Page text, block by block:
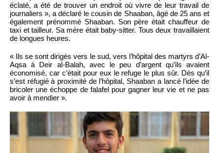
éclaté, a été de trouver un endroit où vivre de leur travail de
journaliers », a déclaré le cousin de Shaaban, âgé de 25 ans et
également prénommé Shaaban. Son père était chauffeur de
taxi et tailleur. Sa mère était baby-sitter. Tous deux travaillaient
de longues heures.
« Ils se sont dirigés vers le sud, vers l’hôpital des martyrs d’Al-
Aqsa à Deir al-Balah, avec le peu d’argent qu’ils avaient
économisé, car c’était pour eux le refuge le plus sûr. Dès qu’il
s’est réfugié à proximité de l’hôpital, Shaaban a lancé l’idée de
bricoler une échoppe de falafel pour gagner leur vie et ne pas
avoir à mendier ».